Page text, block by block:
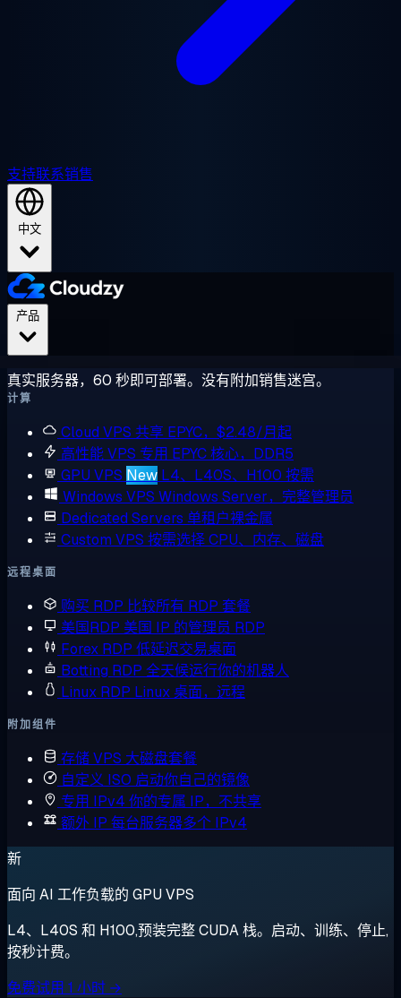
支持联系销售
中文
真实服务器，60 秒即可部署。没有附加销售迷宫。
计算
Cloud VPS 共享 EPYC，$2.48/月起
高性能 VPS 专用 EPYC 核心，DDR5
GPU VPS New L4、L40S、H100 按需
Windows VPS Windows Server，完整管理员
Dedicated Servers 单租户裸金属
Custom VPS 按需选择 CPU、内存、磁盘
远程桌面
购买 RDP 比较所有 RDP 套餐
美国RDP 美国 IP 的管理员 RDP
Forex RDP 低延迟交易桌面
Botting RDP 全天候运行你的机器人
Linux RDP Linux 桌面，远程
附加组件
存储 VPS 大磁盘套餐
自定义 ISO 启动你自己的镜像
专用 IPv4 你的专属 IP，不共享
额外 IP 每台服务器多个 IPv4
新
面向 AI 工作负载的 GPU VPS
L4、L40S 和 H100,预装完整 CUDA 栈。启动、训练、停止,
按秒计费。
免费试用 1 小时 →